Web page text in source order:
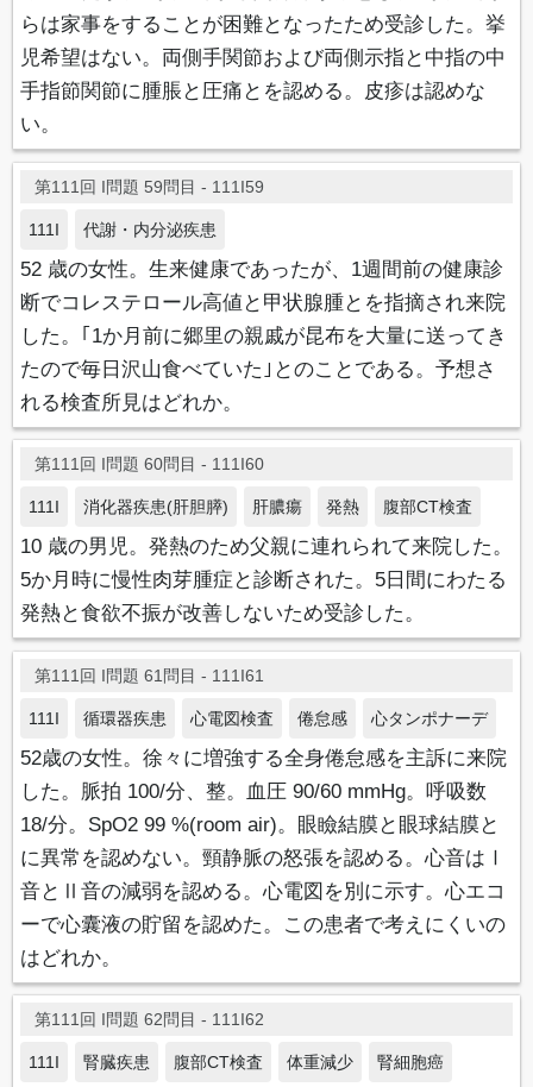
らは家事をすることが困難となったため受診した。挙
児希望はない。両側手関節および両側示指と中指の中
手指節関節に腫脹と圧痛とを認める。皮疹は認めな
い。
第111回 I問題 59問目 - 111I59
111I 代謝・内分泌疾患
52 歳の女性。生来健康であったが、1週間前の健康診
断でコレステロール高値と甲状腺腫とを指摘され来院
した。｢1か月前に郷里の親戚が昆布を大量に送ってき
たので毎日沢山食べていた｣とのことである。予想さ
れる検査所見はどれか。
第111回 I問題 60問目 - 111I60
111I 消化器疾患(肝胆膵) 肝膿瘍 発熱 腹部CT検査
10 歳の男児。発熱のため父親に連れられて来院した。
5か月時に慢性肉芽腫症と診断された。5日間にわたる
発熱と食欲不振が改善しないため受診した。
第111回 I問題 61問目 - 111I61
111I 循環器疾患 心電図検査 倦怠感 心タンポナーデ
52歳の女性。徐々に増強する全身倦怠感を主訴に来院
した。脈拍 100/分、整。血圧 90/60 mmHg。呼吸数
18/分。SpO2 99 %(room air)。眼瞼結膜と眼球結膜と
に異常を認めない。頸静脈の怒張を認める。心音はⅠ
音とⅡ音の減弱を認める。心電図を別に示す。心エコ
ーで心囊液の貯留を認めた。この患者で考えにくいの
はどれか。
第111回 I問題 62問目 - 111I62
111I 腎臓疾患 腹部CT検査 体重減少 腎細胞癌